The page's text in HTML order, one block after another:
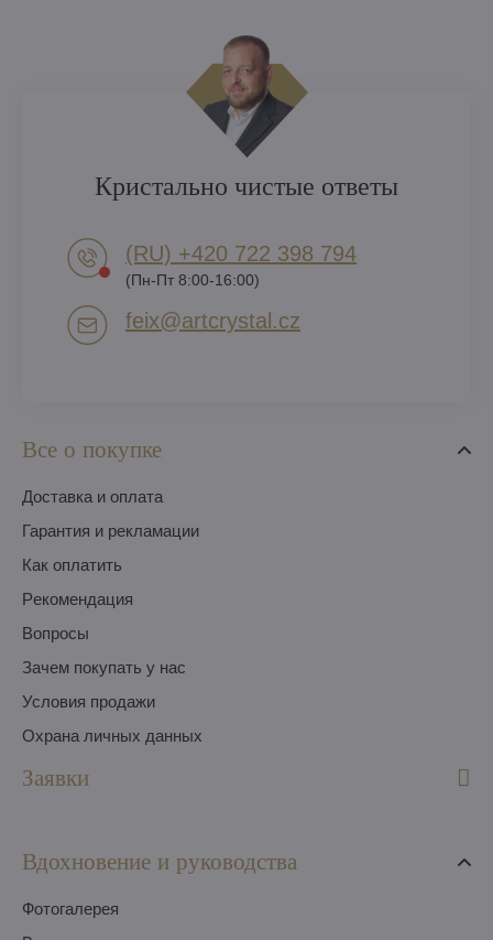
Все о покупке
Доставка и оплата
Гарантия и рекламации
Как оплатить
Pекомендация
Вопросы
Зачем покупать у нас
Условия продажи
Охрана личных данных
Заявки
Вдохновение и руководства
Фотогалерея
Кристально чистые ответы
(RU) +420 722 398 794​
(Пн-Пт 8:00-16:00)
feix​@artcrystal​.cz